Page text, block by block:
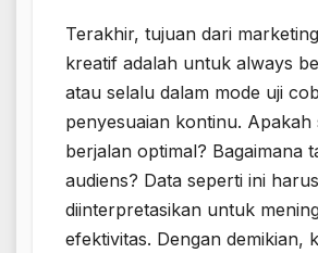
Terakhir, tujuan dari
kreatif adalah untuk always
atau selalu dalam mode uji
penyesuaian kontinu. Apakah
berjalan optimal? Bagaimana
audiens? Data seperti ini
diinterpretasikan untuk
efektivitas. Dengan demikian,